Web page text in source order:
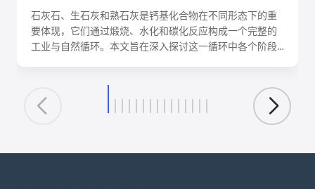
石灰石、生石灰和熟石灰是钙基化合物在不同形态下的重
要体现，它们通过煅烧、水化和碳化反应构成一个完整的
工业与自然循环。本文旨在深入探讨这一循环中各个阶段
优化生产工艺、降低能耗、实现资源可持续利用具有重要
意义。